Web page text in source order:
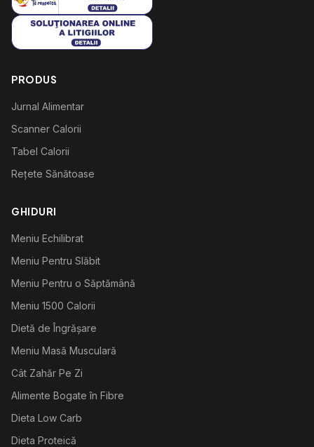
PRODUS
Jurnal Alimentar
Scanner Calorii
Tabel Calorii
Rețete Sănătoase
GHIDURI
Meniu Echilibrat
Meniu Pentru Slăbit
Meniu Pentru o Săptămână
Meniu 1500 Calorii
Dietă de Îngrășare
Meniu Masă Musculară
Cât Zahăr Pe Zi
Alimente Bogate în Fibre
Dieta Low Carb
Dieta Proteică